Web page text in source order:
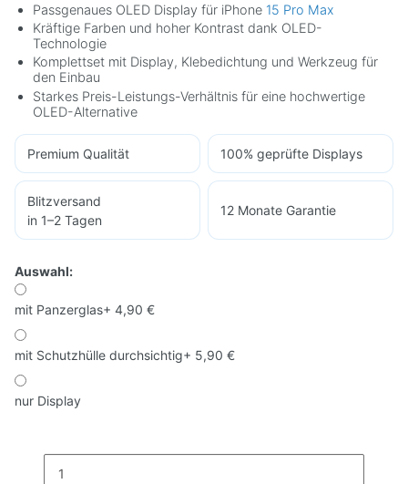
Passgenaues OLED Display für iPhone 15 Pro Max
Kräftige Farben und hoher Kontrast dank OLED-
Technologie
Komplettset mit Display, Klebedichtung und Werkzeug für
den Einbau
Starkes Preis-Leistungs-Verhältnis für eine hochwertige
OLED-Alternative
Premium Qualität 100% geprüfte Displays
Blitzversand
in 1–2 Tagen
12 Monate Garantie
Auswahl:
mit Panzerglas+ 4,90 €
mit Schutzhülle durchsichtig+ 5,90 €
nur Display